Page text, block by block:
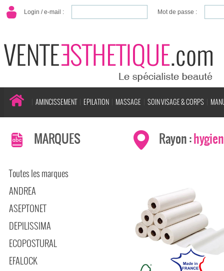
Login / e-mail : Mot de passe :
AMINCISSEMENT EPILATION MASSAGE SOIN VISAGE & CORPS
MARQUES
Toutes les marques
ANDREA
ASEPTONET
DEPILISSIMA
ECOPOSTURAL
EFALOCK
Rayon :